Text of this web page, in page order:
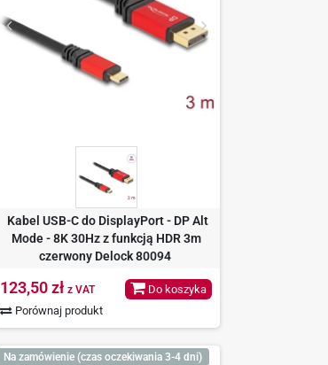
Kabel USB-C do DisplayPort - DP Alt
Mode - 8K 30Hz z funkcją HDR 3m
czerwony Delock 80094
123,50 złz VAT
Porównaj produkt
Do koszyka
Na zamówienie (czas oczekiwania 3-4 dni)